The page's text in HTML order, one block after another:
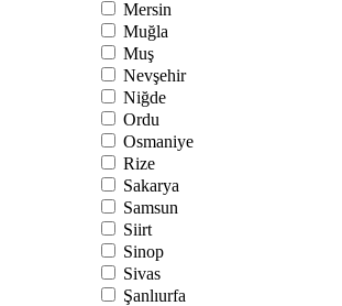
Mersin
Muğla
Muş
Nevşehir
Niğde
Ordu
Osmaniye
Rize
Sakarya
Samsun
Siirt
Sinop
Sivas
Şanlıurfa